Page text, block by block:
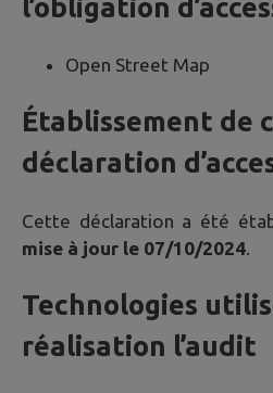
l’obligation
Open Street Map
Établissement de
déclaration
Cette déclaration a été
mise à jour le 07/10/2024
Technologies
réalisation l’audit